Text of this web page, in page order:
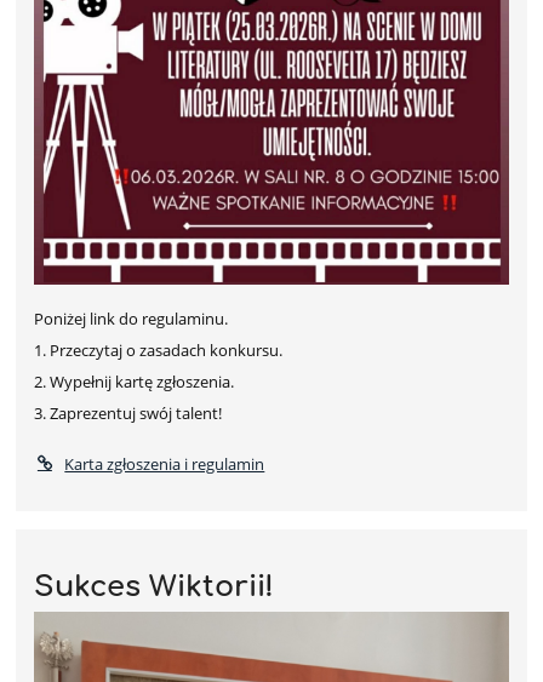
Poniżej link do regulaminu.
1. Przeczytaj o zasadach konkursu.
2. Wypełnij kartę zgłoszenia.
3. Zaprezentuj swój talent!
Karta zgłoszenia i regulamin
Sukces Wiktorii!